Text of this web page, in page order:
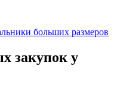
больших размеров
закупок у